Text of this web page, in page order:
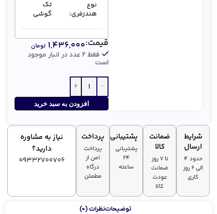
نوع
هندزفری:
تک
گوشی
ظرفیت
باتری:
140
میلی
آمپر
گارانتی: ✅
فقط 2 عدد در انبار موجود
است
افزودن به سبد خرید
قیمت:۱,۴۳۶,۰۰۰ تومان
شرایط
ارسال
حدود 4
الی 6 روز
کاری
ضمانت
کالا
تا ۷ روز
ضمانت
عودت
کالا
پشتیبانی
پشتیبانی
۲۴
ساعته
پرداخت
پرداخت
امن از
درگاه
مطمئن
نیاز به مشاوره
دارید؟
09332700706
توضیحاتنظرات (0)